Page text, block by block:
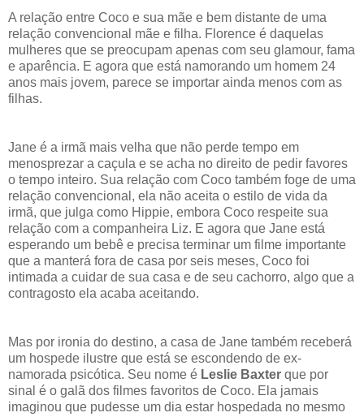
A relação entre Coco e sua mãe e bem distante de uma
relação convencional mãe e filha. Florence é daquelas
mulheres que se preocupam apenas com seu glamour, fama
e aparência. E agora que está namorando um homem 24
anos mais jovem, parece se importar ainda menos com as
filhas.
Jane é a irmã mais velha que não perde tempo em
menosprezar a caçula e se acha no direito de pedir favores
o tempo inteiro. Sua relação com Coco também foge de uma
relação convencional, ela não aceita o estilo de vida da
irmã, que julga como Hippie, embora Coco respeite sua
relação com a companheira Liz. E agora que Jane está
esperando um bebê e precisa terminar um filme importante
que a manterá fora de casa por seis meses, Coco foi
intimada a cuidar de sua casa e de seu cachorro, algo que a
contragosto ela acaba aceitando.
Mas por ironia do destino, a casa de Jane também receberá
um hospede ilustre que está se escondendo de ex-
namorada psicótica. Seu nome é Leslie Baxter que por
sinal é o galã dos filmes favoritos de Coco. Ela jamais
imaginou que pudesse um dia estar hospedada no mesmo